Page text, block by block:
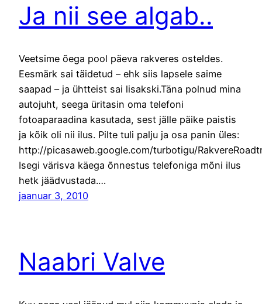
Ja nii see algab..
Veetsime õega pool päeva rakveres osteldes.
Eesmärk sai täidetud – ehk siis lapsele saime
saapad – ja ühtteist sai lisakski.Täna polnud mina
autojuht, seega üritasin oma telefoni
fotoaparaadina kasutada, sest jälle päike paistis
ja kõik oli nii ilus. Pilte tuli palju ja osa panin üles:
http://picasaweb.google.com/turbotigu/
Isegi värisva käega õnnestus telefoniga mõni ilus
hetk jäädvustada.…
jaanuar 3, 2010
Naabri Valve